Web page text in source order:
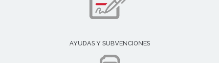
AYUDAS Y SUBVENCIONES